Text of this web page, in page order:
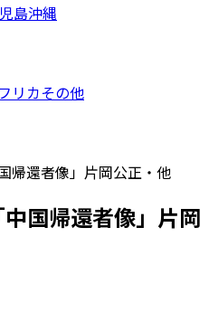
島沖縄
リカその他
帰還者像」片岡公正・他
国帰還者像」片岡